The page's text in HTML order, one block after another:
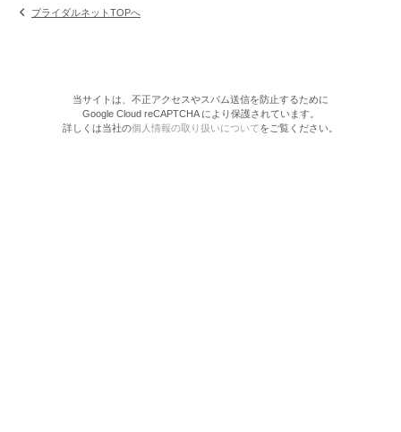
ブライダルネットTOPへ
当サイトは、不正アクセスやスパム送信を防止するために
Google Cloud reCAPTCHA により保護されています。
詳しくは当社の個人情報の取り扱いについてをご覧ください。